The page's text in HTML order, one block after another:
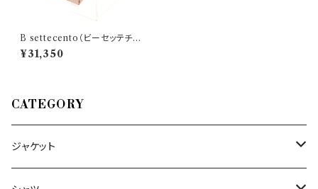
B settecento（ビーセッテチェ
ント） パンツ MH713 29250
¥31,350
CATEGORY
ジャケット